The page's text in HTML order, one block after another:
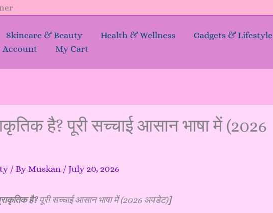
Skincare & Beauty Health & Wellness Gadgets & Lifestyle
Account My Cart
है? पूरी सच्चाई आसान भाषा में (2026
/ By Muskan / July 20, 2026
है? पूरी सच्चाई आसान भाषा में (2026 अपडेट)]